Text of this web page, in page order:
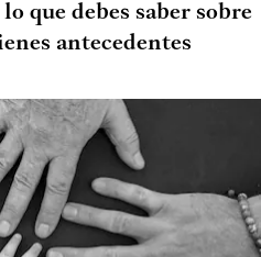
que debes saber sobre
antecedentes